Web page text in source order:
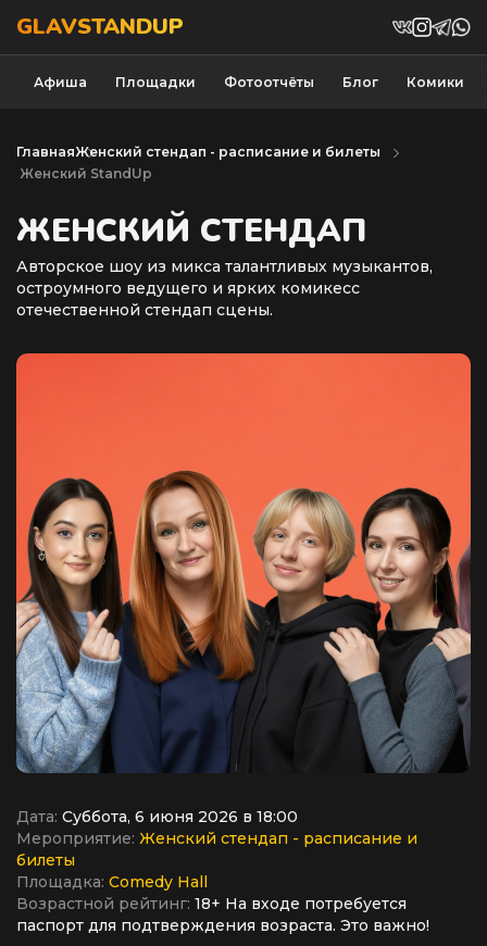
GLAVSTANDUP
Афиша Площадки Фотоотчёты Блог Комики
ГлавнаяЖенский стендап - расписание и билеты
Женский StandUp
ЖЕНСКИЙ СТЕНДАП
Авторское шоу из микса талантливых музыкантов,
остроумного ведущего и ярких комикесс
отечественной стендап сцены.
Дата: Суббота, 6 июня 2026 в 18:00
Мероприятие: Женский стендап - расписание и
билеты
Площадка: Comedy Hall
Возрастной рейтинг: 18+ На входе потребуется
паспорт для подтверждения возраста. Это важно!